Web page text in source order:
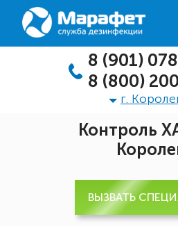
8 (901)
8 (800)
г.
Контроль
ВЫЗВАТЬ